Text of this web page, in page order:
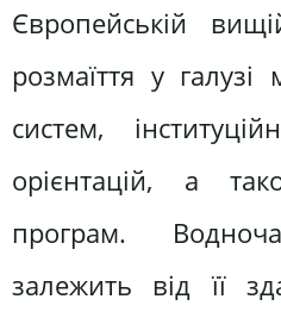
Європейській
розмаїття у
систем,
орієнтацій, а
програм.
залежить від її